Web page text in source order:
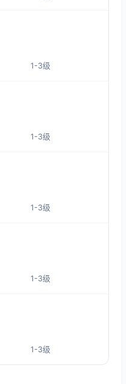
1-3
1-3级
1-3级
1-3级
1-3级
1-3级